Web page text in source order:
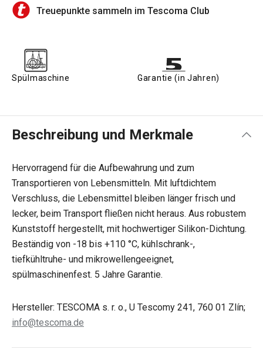
Treuepunkte sammeln im Tescoma Club
Spülmaschine Garantie (in Jahren)
Beschreibung und Merkmale
Hervorragend für die Aufbewahrung und zum
Transportieren von Lebensmitteln. Mit luftdichtem
Verschluss, die Lebensmittel bleiben länger frisch und
lecker, beim Transport fließen nicht heraus. Aus robustem
Kunststoff hergestellt, mit hochwertiger Silikon-Dichtung.
Beständig von -18 bis +110 °C, kühlschrank-,
tiefkühltruhe- und mikrowellengeeignet,
spülmaschinenfest. 5 Jahre Garantie.
Hersteller: TESCOMA s. r. o., U Tescomy 241, 760 01 Zlín;
info@tescoma.de